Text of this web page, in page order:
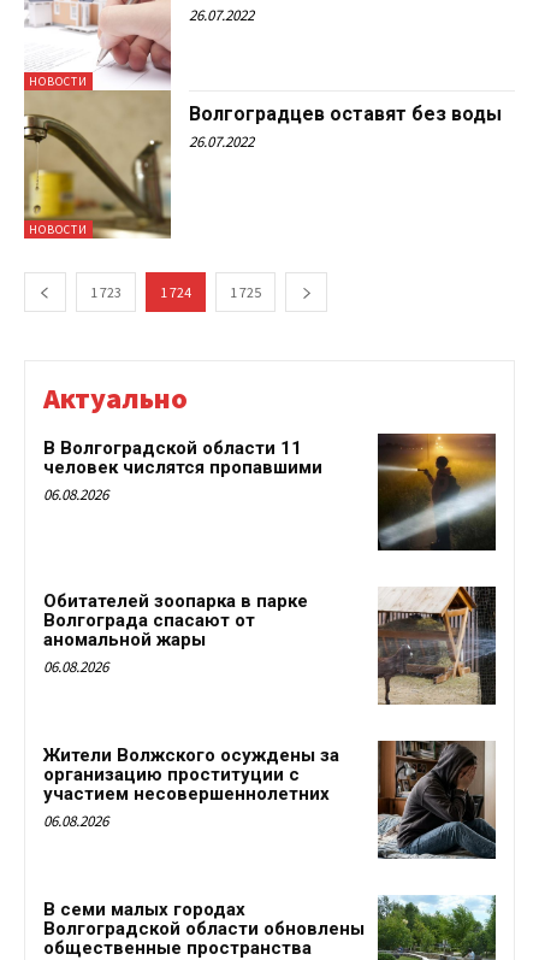
НОВОСТИ
26.07.2022
НОВОСТИ
Волгоградцев оставят без воды
26.07.2022
1 723 1 724 1 725
Актуально
В Волгоградской области 11
человек числятся пропавшими
06.08.2026
Обитателей зоопарка в парке
Волгограда спасают от
аномальной жары
06.08.2026
Жители Волжского осуждены за
организацию проституции с
участием несовершеннолетних
06.08.2026
В семи малых городах
Волгоградской области обновлены
общественные пространства